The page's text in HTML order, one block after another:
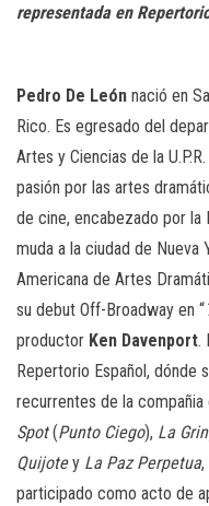
representada en
Pedro De León nació en
Rico. Es egresado del
Artes y Ciencias de la
pasión por las artes
de cine, encabezado por la
muda a la ciudad de Nueva
Americana de Artes
su debut Off-Broadway en “
productor Ken Davenport.
Repertorio Español, dónde
recurrentes de la
Spot(Punto Ciego), La
Quijotey La Paz Perpetua,
participado como acto de